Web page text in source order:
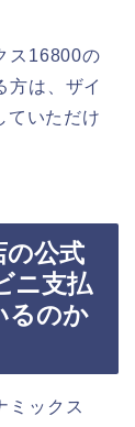
ス16800の
方は、ザイ
ていただけ
公式
ニ支払
るのか
ミックス